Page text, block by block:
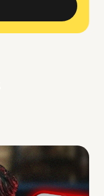
Social Scaling